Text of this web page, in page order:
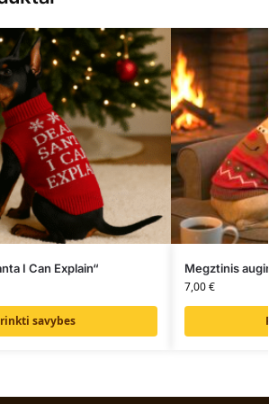
I Can Explain“
savybes
Megztinis
7,00€